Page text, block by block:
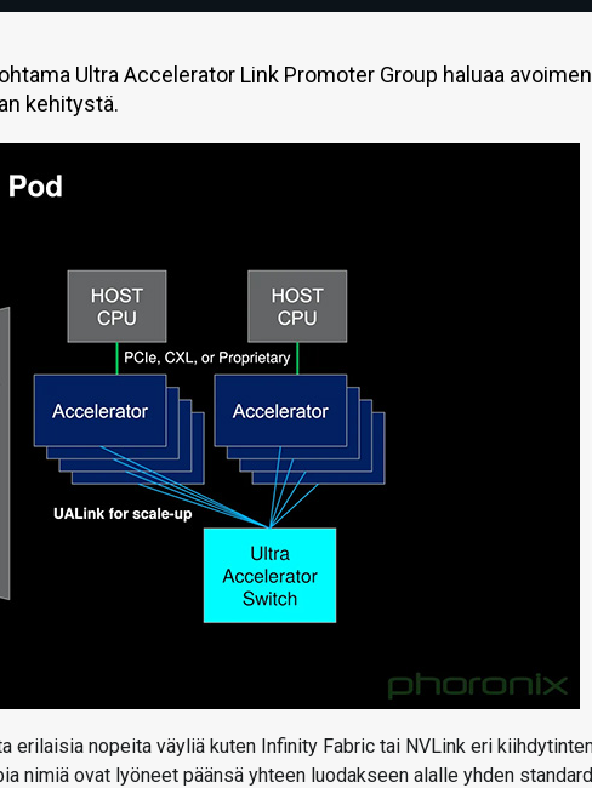
Ultra Accelerator Link Promoter Group haluaa avoimen
kehitystä.
erilaisia nopeita väyliä kuten Infinity Fabric tai NVLink eri
nimiä ovat lyöneet päänsä yhteen luodakseen alalle yhden